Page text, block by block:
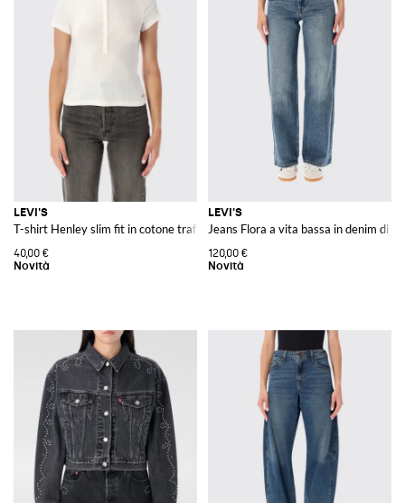
LEVI'S
T-shirt Henley slim fit in cotone traforato con logo
40,00 €
LEVI'S
Jeans Flora a vita bassa in denim di
120,00 €